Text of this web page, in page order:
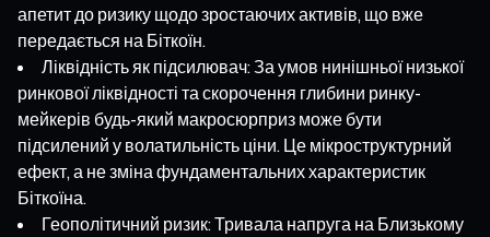
апетит до ризику щодо зростаючих активів, що вже
передається на Біткоїн.
Ліквідність як підсилювач: За умов нинішньої низької
ринкової ліквідності та скорочення глибини ринку-
мейкерів будь-який макросюрприз може бути
підсилений у волатильність ціни. Це мікроструктурний
ефект, а не зміна фундаментальних характеристик
Біткоїна.
Геополітичний ризик: Тривала напруга на Близькому